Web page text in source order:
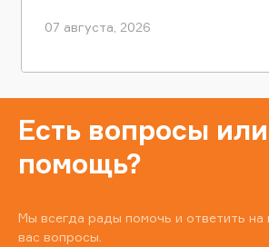
07 августа, 2026
Есть вопросы
помощь?
Мы всегда рады помочь и ответить
вас вопросы.